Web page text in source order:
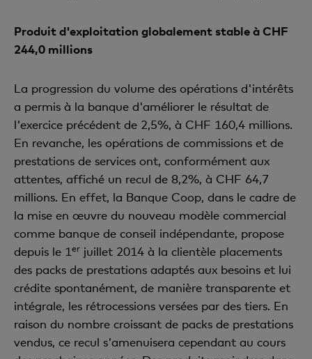
Produit d'exploitation globalement stable à CHF
244,0 millions
La progression du volume des opérations d'intérêts
a permis à la banque d'améliorer le résultat de
l'exercice précédent de 2,5%, à CHF 160,4 millions.
En revanche, les opérations de commissions et de
prestations de services ont, conformément aux
attentes, affiché un recul de 8,2%, à CHF 64,7
millions. En effet, la Banque Coop, dans le cadre de
la mise en œuvre du nouveau modèle commercial
comme banque de conseil indépendante, propose
depuis le 1er juillet 2014 à la clientèle placements
des packs de prestations adaptés aux besoins et lui
crédite spontanément, de manière transparente et
intégrale, les rétrocessions versées par des tiers. En
raison du nombre croissant de packs de prestations
vendus, ce recul s'amenuisera cependant au cours